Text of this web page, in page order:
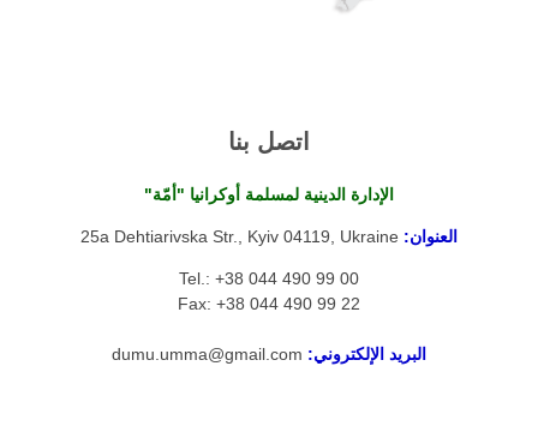
اتصل بنا
الإدارة الدينية لمسلمة أوكرانيا "أمّة"
العنوان: 25a Dehtiarivska Str., Kyiv 04119, Ukraine
Tel.: +38 044 490 99 00
Fax: +38 044 490 99 22
البريد الإلكتروني: dumu.umma@gmail.com